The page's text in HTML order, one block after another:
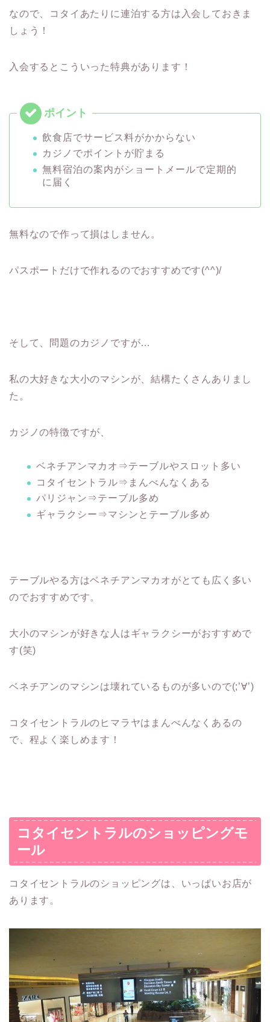
なので、コタイあたりに連泊する方は入会しておきま
しょう！
入会するとこういった特典があります！
飲食店でサービス料がかからない
カジノでポイントが貯まる
無料宿泊の案内がショートメールで定期的
に届く
無料なので作って損はしません。
パスポートだけで作れるのでおすすめです(^^)/
そして、問題のカジノですが…
私の大好きな大小のマシンが、結構たくさんありまし
た。
カジノの特徴ですが、
ベネチアンマカオ⇒テーブルやスロット多い
コタイセントラル⇒まんべんなくある
パリジャン⇒テーブル多め
ギャラクシー⇒マシンとテーブル多め
テーブルやる方はベネチアンマカオがとても広く多い
のでおすすめです。
大小のマシンが好きな人はギャラクシーがおすすめで
す(笑)
ベネチアンのマシンは壊れているものが多いので(;’∀’)
コタイセントラルのヒマラヤはまんべんなくあるの
で、程よく楽しめます！
コタイセントラルのショッピングモ
ール
コタイセントラルのショッピングは、いっぱいお店が
あります。